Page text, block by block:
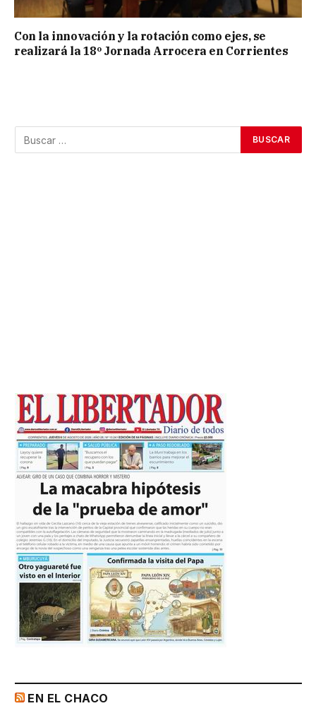
Con la innovación y la rotación como ejes, se
realizará la 18º Jornada Arrocera en Corrientes
EN EL CHACO